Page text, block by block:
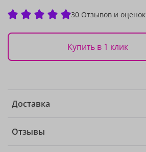
30 Отзывов и оценок
Купить в 1 клик
Доставка
Отзывы